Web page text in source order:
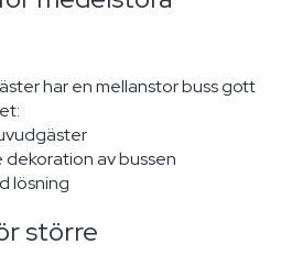
har en mellanstor buss gott
dekoration av bussen
lösning
större